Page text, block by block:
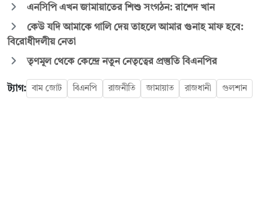
এনসিপি এখন জামায়াতের শিশু সংগঠন: রাশেদ খান
কেউ যদি আমাকে গালি দেয় তাহলে আমার গুনাহ মাফ হবে:
বিরোধীদলীয় নেতা
তৃণমূল থেকে কেন্দ্রে নতুন নেতৃত্বের প্রস্তুতি বিএনপির
ট্যাগ: বাম জোট বিএনপি রাজনীতি জামায়াত রাজধানী গুলশান